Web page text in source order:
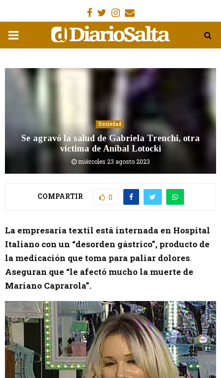
Facebook
Gorjeo
Instagram
Email
MENÚ
Sociedad
Se agravó la salud de Gabriela Trenchi, otra
víctima de Aníbal Lotocki
miércoles 23 agosto 2023
COMPARTIR 0
La empresaria textil está internada en Hospital
Italiano con un “desorden gástrico”, producto de
la medicación que toma para paliar dolores.
Aseguran que “le afectó mucho la muerte de
Mariano Caprarola”.